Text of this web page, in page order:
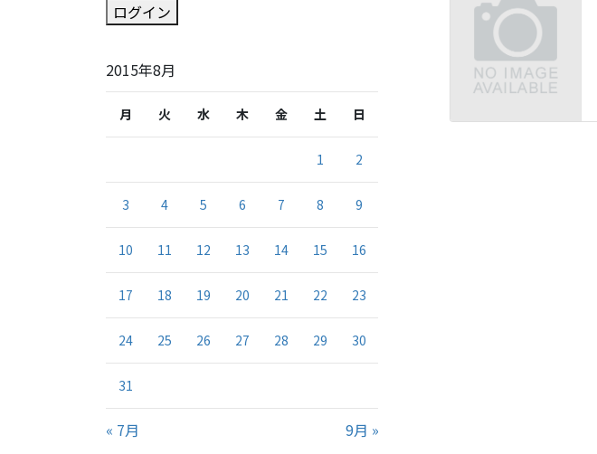
ログイン
2015年8月
月 火 水 木 金 土 日
1 2
3 4 5 6 7 8 9
10 11 12 13 14 15 16
17 18 19 20 21 22 23
24 25 26 27 28 29 30
31
« 7月 9月 »